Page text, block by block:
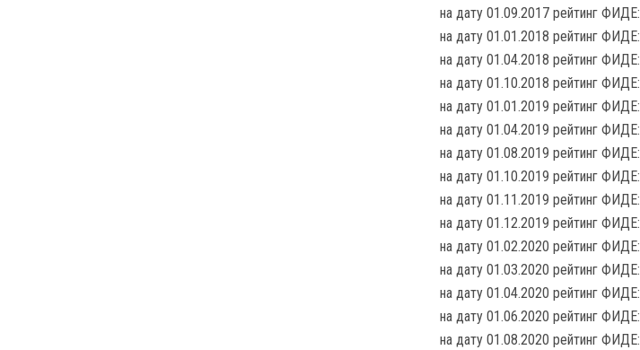
на дату 01.09.2017 рейтинг ФИДЕ:
на дату 01.01.2018 рейтинг ФИДЕ:
на дату 01.04.2018 рейтинг ФИДЕ:
на дату 01.10.2018 рейтинг ФИДЕ:
на дату 01.01.2019 рейтинг ФИДЕ:
на дату 01.04.2019 рейтинг ФИДЕ:
на дату 01.08.2019 рейтинг ФИДЕ:
на дату 01.10.2019 рейтинг ФИДЕ:
на дату 01.11.2019 рейтинг ФИДЕ:
на дату 01.12.2019 рейтинг ФИДЕ:
на дату 01.02.2020 рейтинг ФИДЕ:
на дату 01.03.2020 рейтинг ФИДЕ:
на дату 01.04.2020 рейтинг ФИДЕ:
на дату 01.06.2020 рейтинг ФИДЕ:
на дату 01.08.2020 рейтинг ФИДЕ: